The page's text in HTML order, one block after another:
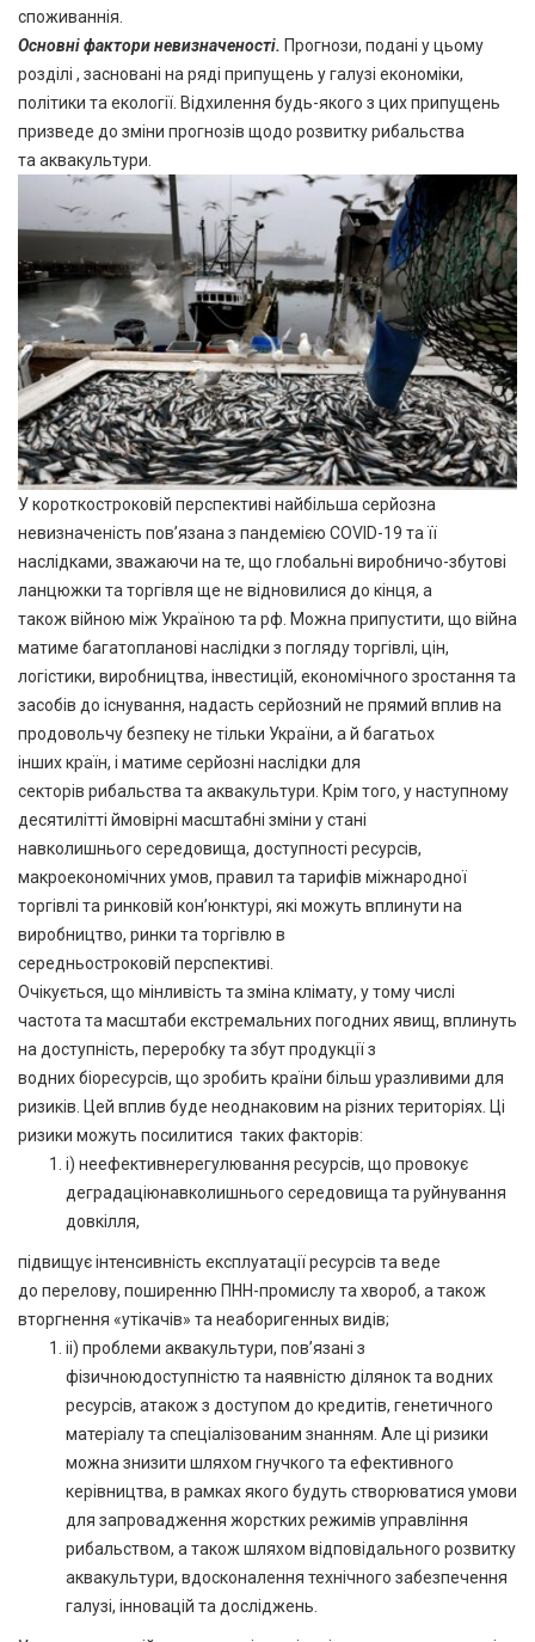
споживаннія.
Основні фактори невизначеності. Прогнози, подані у цьому
розділі , засновані на ряді припущень у галузі економіки,
політики та екології. Відхилення будь-якого з цих припущень
призведе до зміни прогнозів щодо розвитку рибальства
та аквакультури.
У короткостроковій перспективі найбільша серйозна
невизначеність пов’язана з пандемією COVID-19 та її
наслідками, зважаючи на те, що глобальні виробничо-збутові
ланцюжки та торгівля ще не відновилися до кінця, а
також війною між Україною та рф. Можна припустити, що війна
матиме багатопланові наслідки з погляду торгівлі, цін,
логістики, виробництва, інвестицій, економічного зростання та
засобів до існування, надасть серйозний не прямий вплив на
продовольчу безпеку не тільки України, а й багатьох
інших країн, і матиме серйозні наслідки для
секторів рибальства та аквакультури. Крім того, у наступному
десятилітті ймовірні масштабні зміни у стані
навколишнього середовища, доступності ресурсів,
макроекономічних умов, правил та тарифів міжнародної
торгівлі та ринковій кон’юнктурі, які можуть вплинути на
виробництво, ринки та торгівлю в
середньостроковій перспективі.
Очікується, що мінливість та зміна клімату, у тому числі
частота та масштаби екстремальних погодних явищ, вплинуть
на доступність, переробку та збут продукції з
водних біоресурсів, що зробить країни більш уразливими для
ризиків. Цей вплив буде неоднаковим на різних територіях. Ці
ризики можуть посилитися таких факторів:
i) неефективнерегулювання ресурсів, що провокує
деградаціюнавколишнього середовища та руйнування
довкілля,
підвищує інтенсивність експлуатації ресурсів та веде
до перелову, поширенню ПНН-промислу та хвороб, а також
вторгнення «утікачів» та неаборигенных видів;
ii) проблеми аквакультури, пов’язані з
фізичноюдоступністю та наявністю ділянок та водних
ресурсів, атакож з доступом до кредитів, генетичного
матеріалу та спеціалізованим знанням. Але ці ризики
можна знизити шляхом гнучкого та ефективного
керівництва, в рамках якого будуть створюватися умови
для запровадження жорстких режимів управління
рибальством, а також шляхом відповідального розвитку
аквакультури, вдосконалення технічного забезпечення
галузі, інновацій та досліджень.